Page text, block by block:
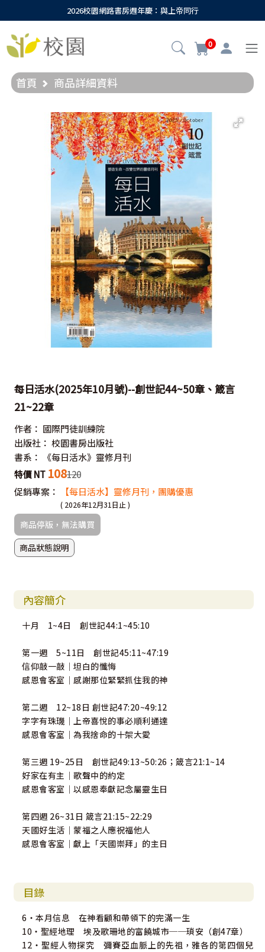
2026校園網路書房週年慶：與上帝同行
0
首頁 商品詳細資料
每日活水(2025年10月號)--創世記44~50章、箴言
21~22章
作者： 國際門徒訓練院
出版社： 校園書房出版社
書系：
《每日活水》靈修月刊
特價 NT 108120
促銷專案：
【每日活水】靈修月刊，團購優惠
( 2026年12月31日止 )
商品停版，無法購買
商品狀態說明
內容簡介
十月 1~4日 創世記44:1~45:10
第一週 5~11日 創世記45:11~47:19
信仰敲一敲｜坦白的懺悔
感恩會客室｜感謝那位緊緊抓住我的神
第二週 12~18日 創世記47:20~49:12
字字有珠璣｜上帝喜悅的事必順利通達
感恩會客室｜為我捨命的十架大愛
第三週 19~25日 創世記49:13~50:26；箴言21:1~14
好家在有主｜歌聲中的約定
感恩會客室｜以感恩奉獻記念屬靈生日
第四週 26~31日 箴言21:15~22:29
天國好生活｜蒙福之人應祝福他人
感恩會客室｜獻上「天國崇拜」的主日
目錄
6・本月信息 在神看顧和帶領下的完滿一生
10・聖經地理 埃及歌珊地的富饒城市──瑣安（創47章）
12・聖經人物探究 彌賽亞血脈上的先祖，雅各的第四個兒